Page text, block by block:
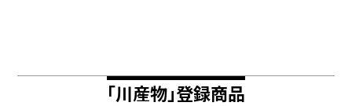
「川産物」登録商品